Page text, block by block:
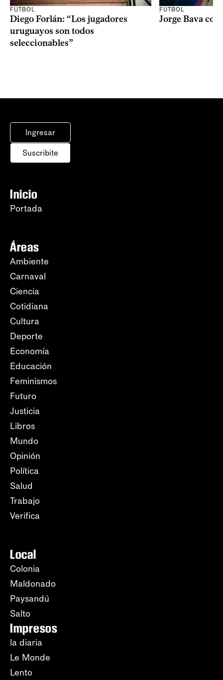
FÚTBOL
Diego Forlán: “Los jugadores
uruguayos son todos
seleccionables”
FÚTBOL
Jorge Bava
Ingresar
Suscribite
Inicio
Portada
Áreas
Ambiente
Carnaval
Ciencia
Cotidiana
Cultura
Deporte
Economía
Educación
Feminismos
Futuro
Justicia
Libros
Mundo
Opinión
Política
Salud
Trabajo
Verifica
Local
Colonia
Maldonado
Paysandú
Salto
Impresos
la diaria
Le Monde
Lento